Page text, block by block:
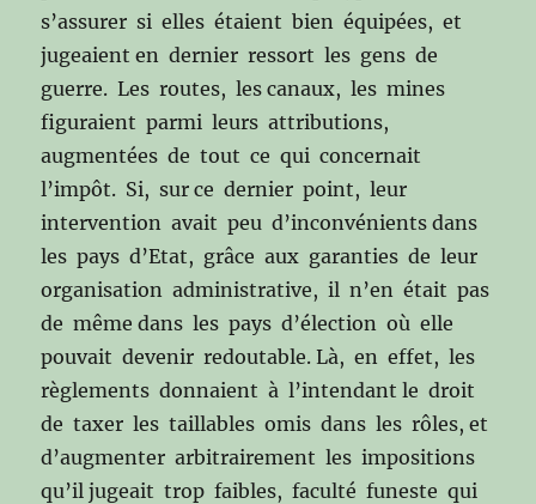
s’assurer si elles étaient bien équipées, et
jugeaient en dernier ressort les gens de
guerre. Les routes, les canaux, les mines
figuraient parmi leurs attributions,
augmentées de tout ce qui concernait
l’impôt. Si, sur ce dernier point, leur
intervention avait peu d’inconvénients dans
les pays d’Etat, grâce aux garanties de leur
organisation administrative, il n’en était pas
de même dans les pays d’élection où elle
pouvait devenir redoutable. Là, en effet, les
règlements donnaient à l’intendant le droit
de taxer les taillables omis dans les rôles, et
d’augmenter arbitrairement les impositions
qu’il jugeait trop faibles, faculté funeste qui